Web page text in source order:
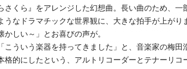
さくら』をアレンジした幻想曲。長い曲のため、
うなドラマチックな世界観に、大きな拍手が上がり
しい～」とお喜びの声が。
ういう楽器を持ってきました」と、音楽家の梅田
格的にしたという、アルトリコーダーとテナーリコ